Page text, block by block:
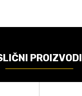
PROIZVODI